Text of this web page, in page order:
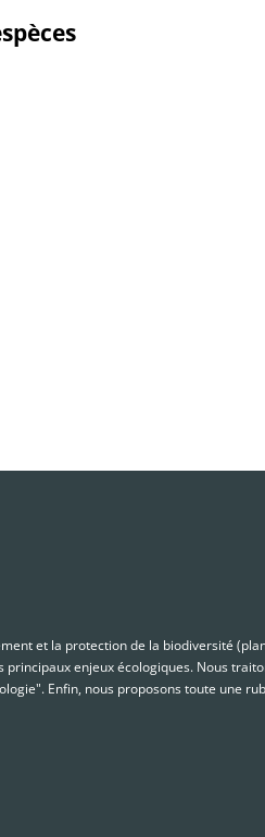
et la protection de la biodiversité
enjeux écologiques. Nous
Enfin, nous proposons toute une